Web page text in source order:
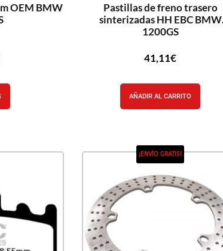
OEM BMW
Pastillas de freno trasero
sinterizadas HH EBC BMW
1200GS
41,11€
AÑADIR AL CARRITO
¡ENVÍO GRATIS!